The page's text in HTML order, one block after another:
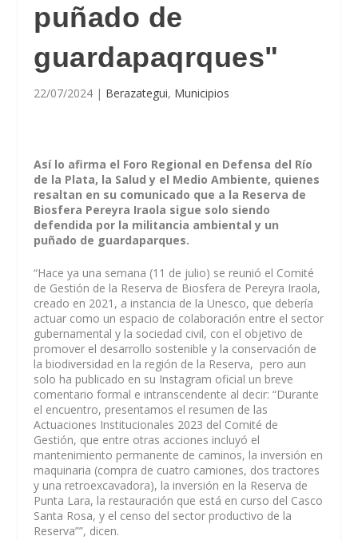
puñado de
guardapaqrques"
22/07/2024 | Berazategui, Municipios
Así lo afirma el Foro Regional en Defensa del Río
de la Plata, la Salud y el Medio Ambiente, quienes
resaltan en su comunicado que a la Reserva de
Biosfera Pereyra Iraola sigue solo siendo
defendida por la militancia ambiental y un
puñado de guardaparques.
“Hace ya una semana (11 de julio) se reunió el Comité
de Gestión de la Reserva de Biosfera de Pereyra Iraola,
creado en 2021, a instancia de la Unesco, que debería
actuar como un espacio de colaboración entre el sector
gubernamental y la sociedad civil, con el objetivo de
promover el desarrollo sostenible y la conservación de
la biodiversidad en la región de la Reserva, pero aun
solo ha publicado en su Instagram oficial un breve
comentario formal e intranscendente al decir: “Durante
el encuentro, presentamos el resumen de las
Actuaciones Institucionales 2023 del Comité de
Gestión, que entre otras acciones incluyó el
mantenimiento permanente de caminos, la inversión en
maquinaria (compra de cuatro camiones, dos tractores
y una retroexcavadora), la inversión en la Reserva de
Punta Lara, la restauración que está en curso del Casco
Santa Rosa, y el censo del sector productivo de la
Reserva””, dicen.